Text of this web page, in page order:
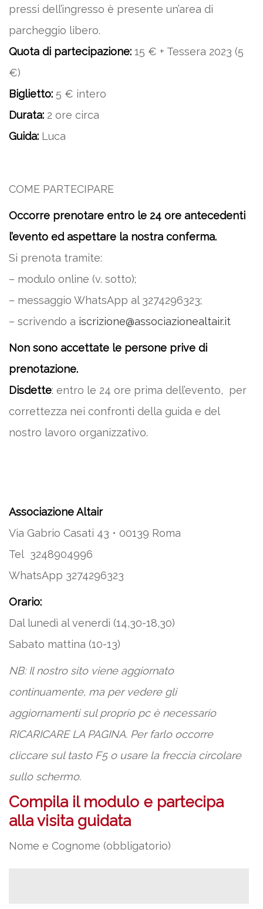
pressi dell’ingresso è presente un’area di
parcheggio libero.
Quota di partecipazione: 15 € + Tessera 2023 (5
€)
Biglietto: 5 € intero
Durata: 2 ore circa
Guida: Luca
COME PARTECIPARE
Occorre prenotare entro le 24 ore antecedenti
l’evento ed aspettare la nostra conferma.
Si prenota tramite:
– modulo online (v. sotto);
– messaggio WhatsApp al 3274296323;
– scrivendo a iscrizione@associazionealtair.it
Non sono accettate le persone prive di
prenotazione.
Disdette: entro le 24 ore prima dell’evento, per
correttezza nei confronti della guida e del
nostro lavoro organizzativo.
Associazione Altair
Via Gabrio Casati 43 • 00139 Roma
Tel 3248904996
WhatsApp 3274296323
Orario:
Dal lunedì al venerdì (14,30-18,30)
Sabato mattina (10-13)
NB: Il nostro sito viene aggiornato
continuamente, ma per vedere gli
aggiornamenti sul proprio pc è necessario
RICARICARE LA PAGINA. Per farlo occorre
cliccare sul tasto F5 o usare la freccia circolare
sullo schermo.
Compila il modulo e partecipa
alla visita guidata
Nome e Cognome (obbligatorio)